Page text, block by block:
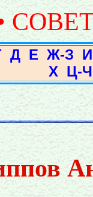
Д Е Ж-З И
Х Ц-Ч